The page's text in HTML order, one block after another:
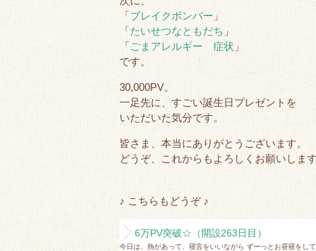
「 ブレイクボンバー 」
「 たいせつなともだち 」
「 ごまアレルギー 症状 」
です。
30,000PV。
一足先に、すごい誕生日プレゼントを
いただいた気分です。
皆さま、本当にありがとうございます。
どうぞ、これからもよろしくお願いします
♪ こちらもどうぞ ♪
6万PV突破☆（開設263日目）
今日は、熱があって、寝言をいいながら ずーっとお昼寝をし